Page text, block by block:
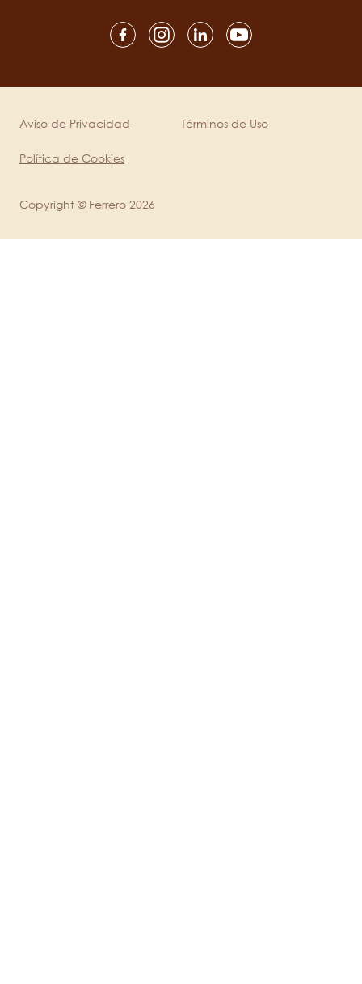
mobile
Legal
Aviso de Privacidad
Política de Cookies
Términos de Uso
Copyright © Ferrero 2026